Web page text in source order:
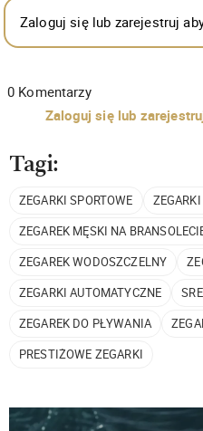
Zaloguj się lub zarejestruj
0 Komentarzy
Zaloguj się lub
Tagi:
ZEGARKI SPORTOWE
ZEGAREK MĘSKI NA
ZEGAREK WODOSZCZELNY
ZEGARKI AUTOMATYCZNE
ZEGAREK DO PŁYWANIA
PRESTIŻOWE ZEGARKI